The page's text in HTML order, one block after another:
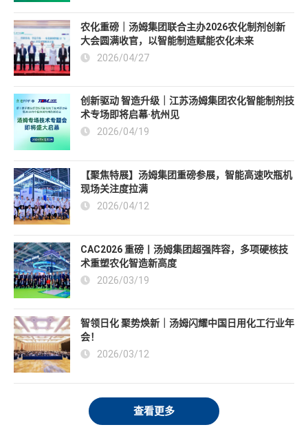
农化重磅｜汤姆集团联合主办2026农化制剂创新
大会圆满收官，以智能制造赋能农化未来
2026/04/27
创新驱动 智造升级｜江苏汤姆集团农化智能制剂技
术专场即将启幕·杭州见
2026/04/19
【聚焦特展】汤姆集团重磅参展，智能高速吹瓶机
现场关注度拉满
2026/04/12
CAC2026 重磅丨汤姆集团超强阵容，多项硬核技
术重塑农化智造新高度
2026/03/19
智领日化 聚势焕新｜汤姆闪耀中国日用化工行业年
会！
2026/03/12
查看更多